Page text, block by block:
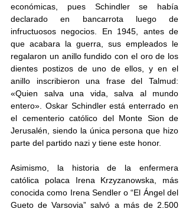
económicas, pues Schindler se había
declarado en bancarrota luego de
infructuosos negocios. En 1945, antes de
que acabara la guerra, sus empleados le
regalaron un anillo fundido con el oro de los
dientes postizos de uno de ellos, y en el
anillo inscribieron una frase del Talmud:
«Quien salva una vida, salva al mundo
entero». Oskar Schindler está enterrado en
el cementerio católico del Monte Sion de
Jerusalén, siendo la única persona que hizo
parte del partido nazi y tiene este honor.
Asimismo, la historia de la enfermera
católica polaca Irena Krzyzanowska, más
conocida como Irena Sendler o “El Ángel del
Gueto de Varsovia” salvó a más de 2.500